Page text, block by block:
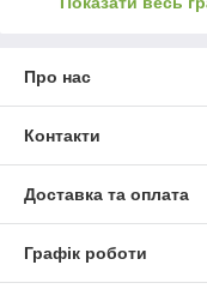
Про нас
Контакти
Доставка та оплата
Графік роботи